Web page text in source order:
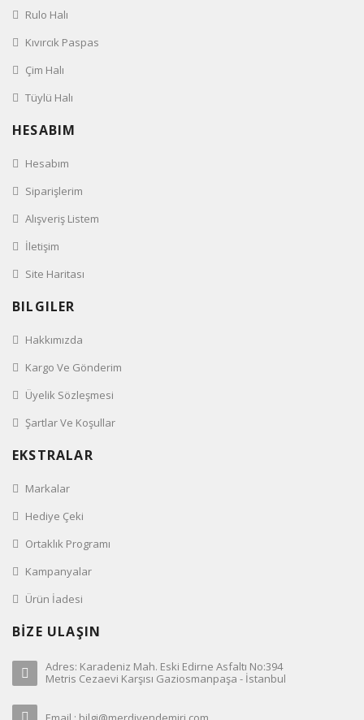
Rulo Halı
Kıvırcık Paspas
Çim Halı
Tüylü Halı
HESABIM
Hesabım
Siparişlerim
Alışveriş Listem
İletişim
Site Haritası
BILGILER
Hakkımızda
Kargo Ve Gönderim
Üyelik Sözleşmesi
Şartlar Ve Koşullar
EKSTRALAR
Markalar
Hediye Çeki
Ortaklık Programı
Kampanyalar
Ürün İadesi
BİZE ULAŞIN
Adres: Karadeniz Mah. Eski Edirne Asfaltı No:394
Metris Cezaevi Karşısı Gaziosmanpaşa - İstanbul